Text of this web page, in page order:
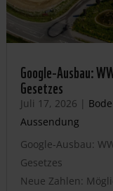
Google-Ausbau:
Gesetzes
Juli 17, 2026 |
Aussendung
Google-Ausbau:
Gesetzes
Neue Zahlen: